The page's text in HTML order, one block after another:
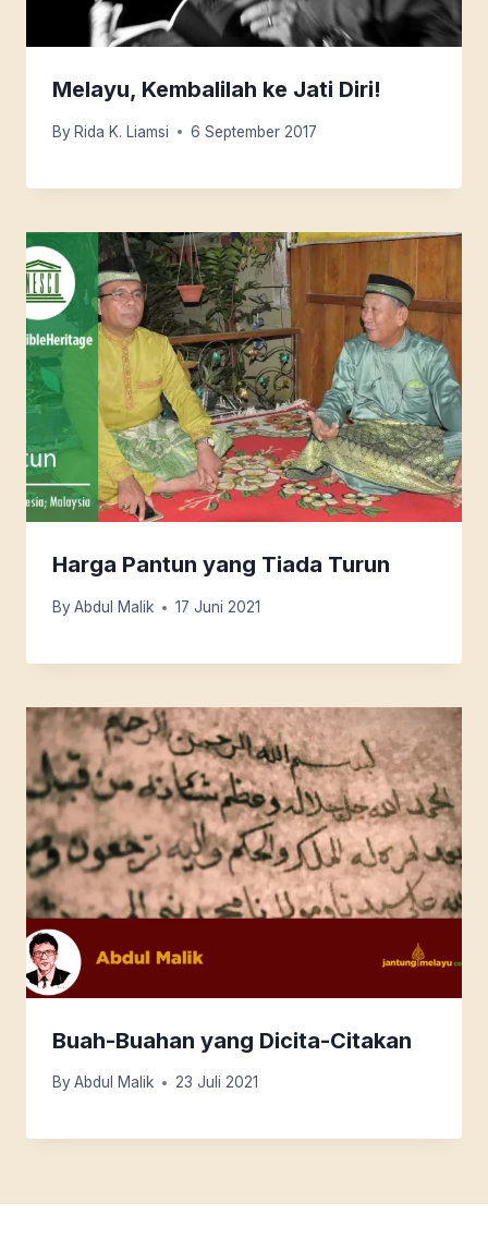
Melayu, Kembalilah ke Jati Diri!
By Rida K. Liamsi 6 September 2017
Harga Pantun yang Tiada Turun
By Abdul Malik 17 Juni 2021
Buah-Buahan yang Dicita-Citakan
By Abdul Malik 23 Juli 2021